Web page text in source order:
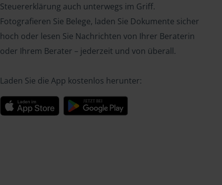
Steuererklärung auch unterwegs im Griff.
Fotografieren Sie Belege, laden Sie Dokumente sicher
hoch oder lesen Sie Nachrichten von Ihrer Beraterin
oder Ihrem Berater – jederzeit und von überall.
Laden Sie die App kostenlos herunter: